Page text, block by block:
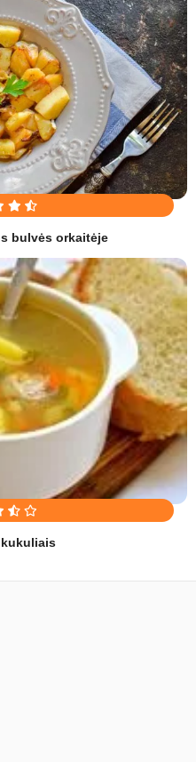
bulvės orkaitėje